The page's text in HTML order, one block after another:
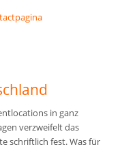
in ganz
verzweifelt das
schriftlich fest. Was für